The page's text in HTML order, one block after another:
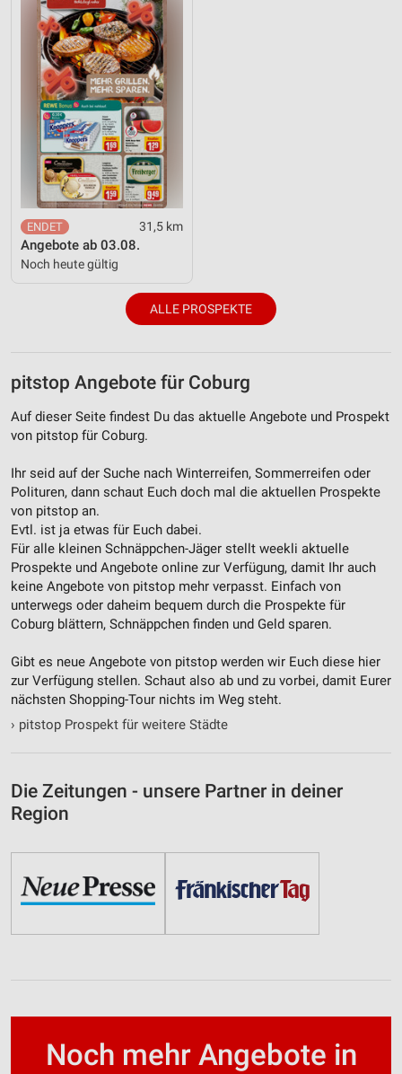
31,5 km
Angebote ab 03.08.
Noch heute gültig
ALLE PROSPEKTE
pitstop Angebote für Coburg
Auf dieser Seite findest Du das aktuelle Angebote und Prospekt
von pitstop für Coburg.
Ihr seid auf der Suche nach Winterreifen, Sommerreifen oder
Polituren, dann schaut Euch doch mal die aktuellen Prospekte
von pitstop an.
Evtl. ist ja etwas für Euch dabei.
Für alle kleinen Schnäppchen-Jäger stellt weekli aktuelle
Prospekte und Angebote online zur Verfügung, damit Ihr auch
keine Angebote von pitstop mehr verpasst. Einfach von
unterwegs oder daheim bequem durch die Prospekte für
Coburg blättern, Schnäppchen finden und Geld sparen.
Gibt es neue Angebote von pitstop werden wir Euch diese hier
zur Verfügung stellen. Schaut also ab und zu vorbei, damit Eurer
nächsten Shopping-Tour nichts im Weg steht.
› pitstop Prospekt für weitere Städte
Die Zeitungen - unsere Partner in deiner
Region
Noch mehr Angebote in